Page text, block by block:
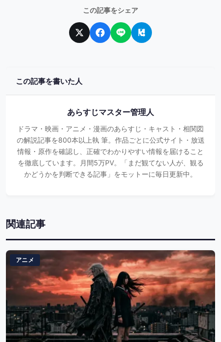
この記事をシェア
この記事を書いた人
あらすじマスター管理人
ドラマ・映画・アニメ・漫画のあらすじ・キャスト・相関図
の解説記事を800本以上執 筆。作品ごとに公式サイト・放送
情報・原作を確認し、正確でわかりやすい情報を届けること
を徹底しています。月間5万PV。「まだ観てない人が、観る
かどうかを判断できる記事」をモットーに毎日更新中。
関連記事
アニメ